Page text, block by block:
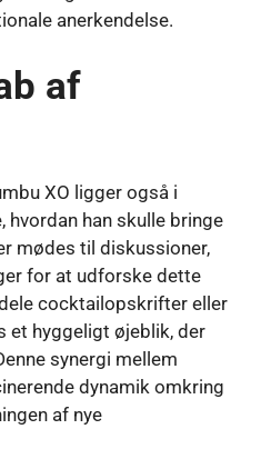
anerkendelse.
af
XO ligger også i
hvordan han skulle bringe
mødes til diskussioner,
for at udforske dette
cocktailopskrifter eller
et hyggeligt øjeblik, der
synergi mellem
dynamik omkring
af ​​nye